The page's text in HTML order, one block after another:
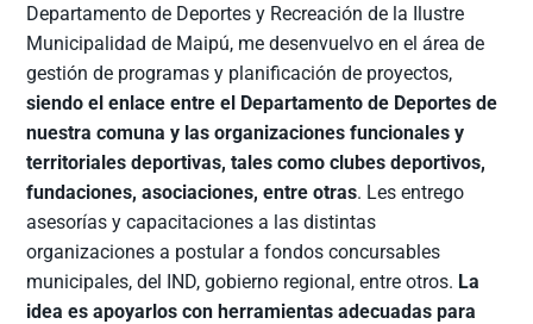
Departamento de Deportes y Recreación de la Ilustre
Municipalidad de Maipú, me desenvuelvo en el área de
gestión de programas y planificación de proyectos,
siendo el enlace entre el Departamento de Deportes de
nuestra comuna y las organizaciones funcionales y
territoriales deportivas, tales como clubes deportivos,
fundaciones, asociaciones, entre otras. Les entrego
asesorías y capacitaciones a las distintas
organizaciones a postular a fondos concursables
municipales, del IND, gobierno regional, entre otros. La
idea es apoyarlos con herramientas adecuadas para